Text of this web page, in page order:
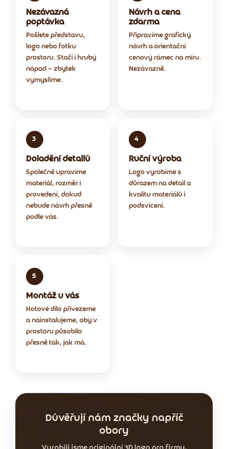
Nezávazná
poptávka
Pošlete představu,
logo nebo fotku
prostoru. Stačí i hrubý
nápad — zbytek
vymyslíme.
Návrh a cena
zdarma
Připravíme grafický
návrh a orientační
cenový rámec na míru.
Nezávazně.
Doladění detailů
Společně upravíme
materiál, rozměr i
provedení, dokud
nebude návrh přesně
podle vás.
Ruční výroba
Logo vyrobíme s
důrazem na detail a
kvalitu materiálů i
podsvícení.
Montáž u vás
Hotové dílo přivezeme
a nainstalujeme, aby v
prostoru působilo
přesně tak, jak má.
Důvěřují nám značky napříč
obory